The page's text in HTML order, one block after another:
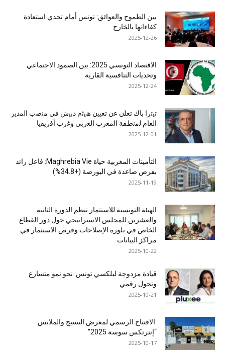
بين الطموح والعوائق: تونس أمام تحدي استعادة
كفاءاتها بالخارج
2025-12-26
الاقتصاد التونسي 2025: بين الصمود الاجتماعي
وتحديات التنافسية القارية
2025-12-24
ﺗﯾﺗرا ﺑﺎك ﺗﻌﻠن ﻋن ﺗﻌﯾﯾن ھﯾﺛم دﺑﯾش ﻓﻲ ﻣﻧﺻب اﻟﻣدﯾر
اﻟﻌﺎم ﻟﻣﻧطﻘﺔ اﻟﻣﻐرب اﻟﻌرﺑﻲ وﻏرب أﻓرﯾﻘﯾﺎ
2025-12-01
التأمينات المغربية حياة Maghrebia Vie: فاعل رائد
بفرص صاعدة في البورصة (+34.8%)
2025-11-19
الهيئة التونسية للاستثمار تنظم الدورة الثانية
والعشرين للمجلس الاستراتيجي حول دور القطاع
الخاص في بلورة الإصلاحات وفرص الاستثمار في
مراكز البيانات
2025-10-22
قيادة مزدوجة لبلكسي تونس: نحو نمو متسارع
وتحول رقمي
2025-10-21
الافتتاح الرسمي لمعرض النسيج والملابس
“إنترتكس سوسة 2025”
2025-10-17